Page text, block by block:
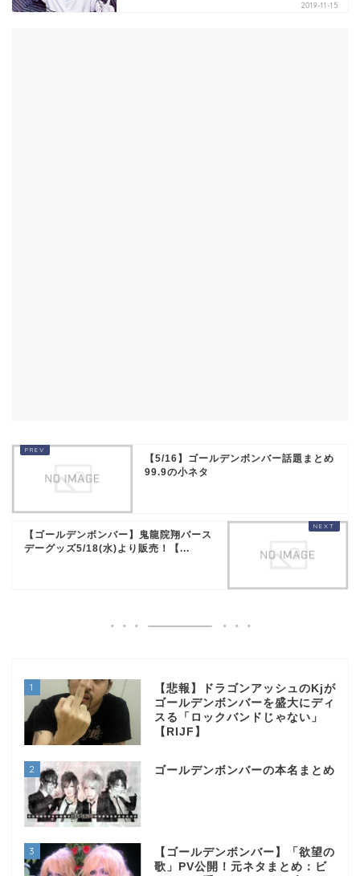
2019-11-15
【5/16】ゴールデンボンバー話題まとめ
99.9の小ネタ
【ゴールデンボンバー】鬼龍院翔バース
デーグッズ5/18(水)より販売！【...
1
【悲報】ドラゴンアッシュのKjが
ゴールデンボンバーを盛大にディ
スる「ロックバンドじゃない」
【RIJF】
2 ゴールデンボンバーの本名まとめ
3
【ゴールデンボンバー】「欲望の
歌」PV公開！元ネタまとめ：ビ